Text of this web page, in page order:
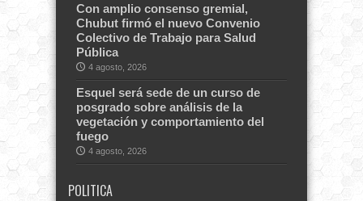
Con amplio consenso gremial,
Chubut firmó el nuevo Convenio
Colectivo de Trabajo para Salud
Pública
4 agosto, 2026
Esquel será sede de un curso de
posgrado sobre análisis de la
vegetación y comportamiento del
fuego
4 agosto, 2026
POLITICA